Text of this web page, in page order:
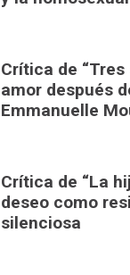
Crítica de “Tres
amor después
Emmanuelle
Crítica de “La
deseo como
silenciosa